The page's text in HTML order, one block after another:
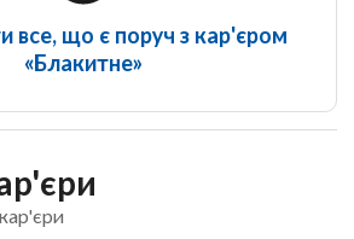
все, що є поруч з кар'єром
«Блакитне»